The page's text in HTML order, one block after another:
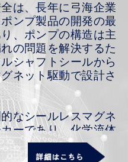
は、長年に弓海企業
ンプ製品の開発の最
、ポンプの構造は主
の問題を解決するた
シャフトシールから
ネット駆動で設計さ
なシールレスマグネ
ーであり、化学流体
40年以上の経験を持
を成功し、大量生産